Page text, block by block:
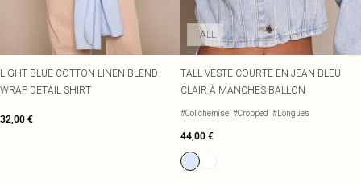
LIGHT BLUE COTTON LINEN BLEND
WRAP DETAIL SHIRT
32,00 €
TALL
TALL VESTE COURTE EN JEAN BLEU
CLAIR À MANCHES BALLON
#Col chemise #Cropped #Longues
44,00 €